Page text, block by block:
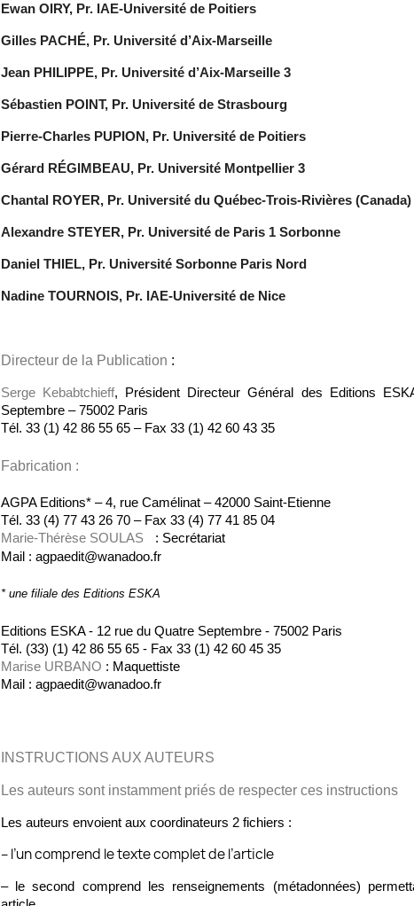
Ewan OIRY, Pr. IAE-Université de Poitiers
Gilles PACHÉ, Pr. Université d’Aix-Marseille
Jean PHILIPPE, Pr. Université d’Aix-Marseille 3
Sébastien POINT, Pr. Université de Strasbourg
Pierre-Charles PUPION, Pr. Université de Poitiers
Gérard RÉGIMBEAU, Pr. Université Montpellier 3
Chantal ROYER, Pr. Université du Québec-Trois-Rivières (Canada)
Alexandre STEYER, Pr. Université de Paris 1 Sorbonne
Daniel THIEL, Pr. Université Sorbonne Paris Nord
Nadine TOURNOIS, Pr. IAE-Université de Nice
Directeur de la Publication :
Serge Kebabtchieff, Président Directeur Général des Editions
Septembre – 75002 Paris
Tél. 33 (1) 42 86 55 65 – Fax 33 (1) 42 60 43 35
Fabrication :
AGPA Editions* – 4, rue Camélinat – 42000 Saint-Etienne
Tél. 33 (4) 77 43 26 70 – Fax 33 (4) 77 41 85 04
Marie-Thérèse SOULAS : Secrétariat
Mail : agpaedit@wanadoo.fr
* une filiale des Editions ESKA
Editions ESKA - 12 rue du Quatre Septembre - 75002 Paris
Tél. (33) (1) 42 86 55 65 - Fax 33 (1) 42 60 45 35
Marise URBANO : Maquettiste
Mail : agpaedit@wanadoo.fr
INSTRUCTIONS AUX AUTEURS
Les auteurs sont instamment priés de respecter ces instructions
Les auteurs envoient aux coordinateurs 2 fichiers :
– l’un comprend le texte complet de l’article
– le second comprend les renseignements (métadonnées)